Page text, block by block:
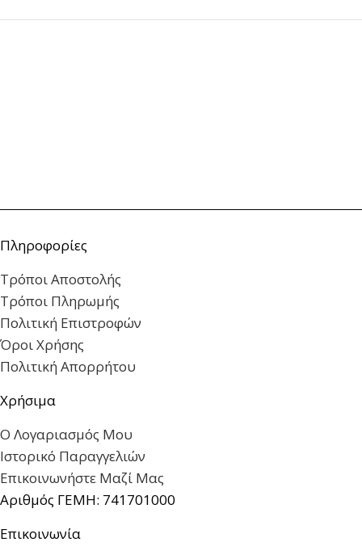
Πληροφορίες
Τρόποι Αποστολής
Τρόποι Πληρωμής
Πολιτική Επιστροφών
Όροι Χρήσης
Πολιτική Απορρήτου
Χρήσιμα
Ο Λογαριασμός Μου
Ιστορικό Παραγγελιών
Επικοινωνήστε Μαζί Μας
Αριθμός ΓΕΜΗ: 741701000
Επικοινωνία